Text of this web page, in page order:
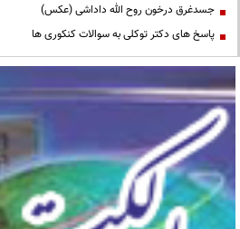
جسدغرق درخون روح الله داداشی (عکس)
پاسخ های دکتر توکلی به سوالات کنکوری ها